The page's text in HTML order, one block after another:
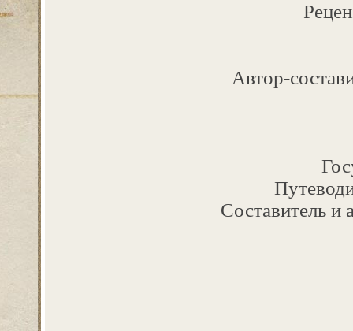
Автор-
Составитель и